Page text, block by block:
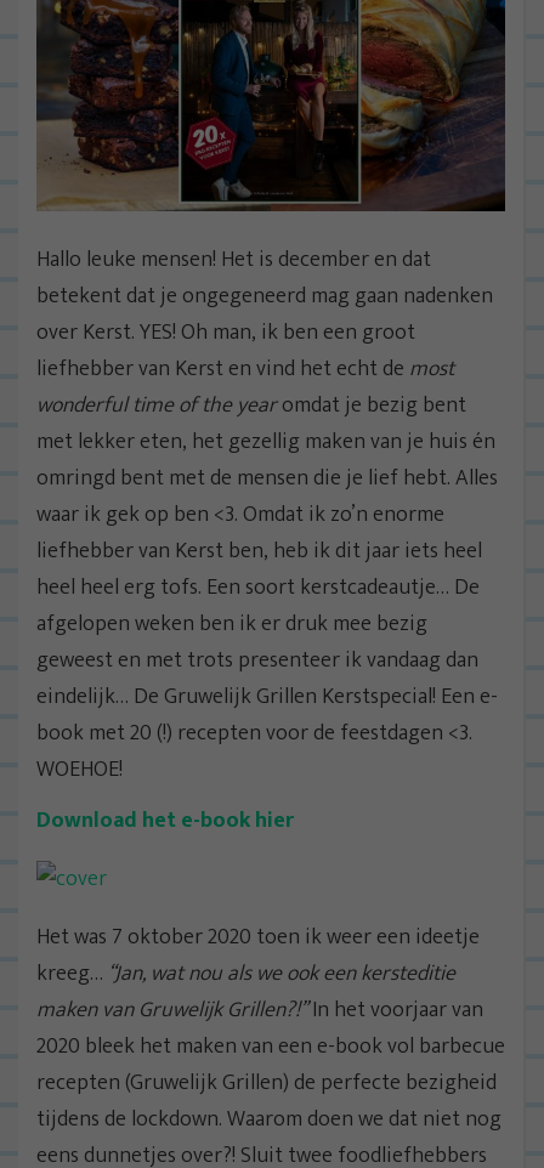
Hallo leuke mensen! Het is december en dat
betekent dat je ongegeneerd mag gaan nadenken
over Kerst. YES! Oh man, ik ben een groot
liefhebber van Kerst en vind het echt de most
wonderful time of the yearomdat je bezig bent
met lekker eten, het gezellig maken van je huis én
omringd bent met de mensen die je lief hebt. Alles
waar ik gek op ben <3. Omdat ik zo’n enorme
liefhebber van Kerst ben, heb ik dit jaar iets heel
heel heel erg tofs. Een soort kerstcadeautje… De
afgelopen weken ben ik er druk mee bezig
geweest en met trots presenteer ik vandaag dan
eindelijk… De Gruwelijk Grillen Kerstspecial! Een e-
book met 20 (!) recepten voor de feestdagen <3.
WOEHOE!
Download het e-book hier
Het was 7 oktober 2020 toen ik weer een ideetje
kreeg… “Jan, wat nou als we ook een kersteditie
maken van Gruwelijk Grillen?!”In het voorjaar van
2020 bleek het maken van een e-book vol barbecue
recepten (Gruwelijk Grillen) de perfecte bezigheid
tijdens de lockdown. Waarom doen we dat niet nog
eens dunnetjes over?! Sluit twee foodliefhebbers